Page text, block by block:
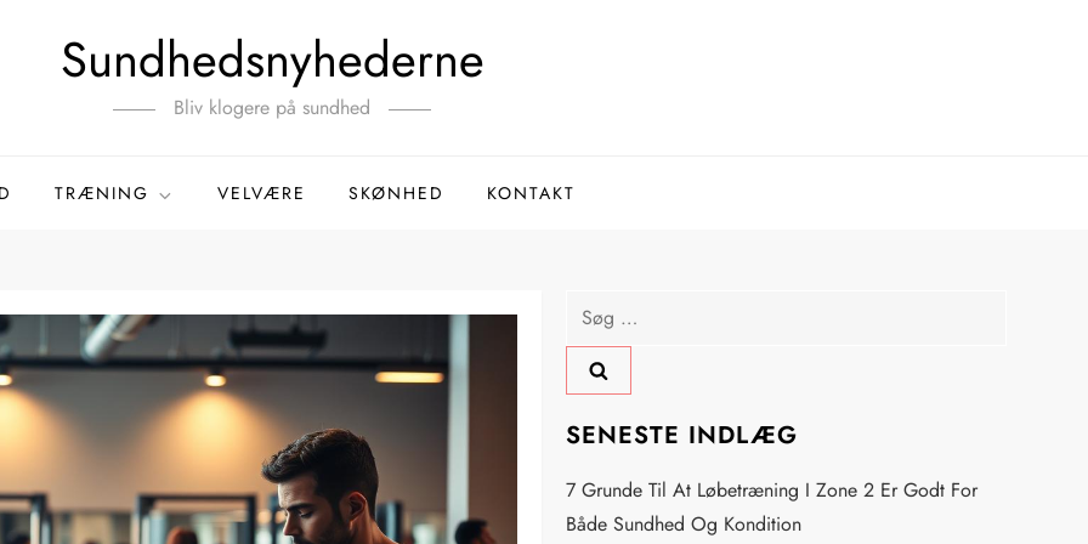
Sundhedsnyhederne
Bliv klogere på sundhed
TRÆNING VELVÆRE SKØNHED KONTAKT
Søg
efter:
SENESTE INDLÆG
7 Grunde Til At Løbetræning I Zone 2 Er Godt For
Både Sundhed Og Kondition